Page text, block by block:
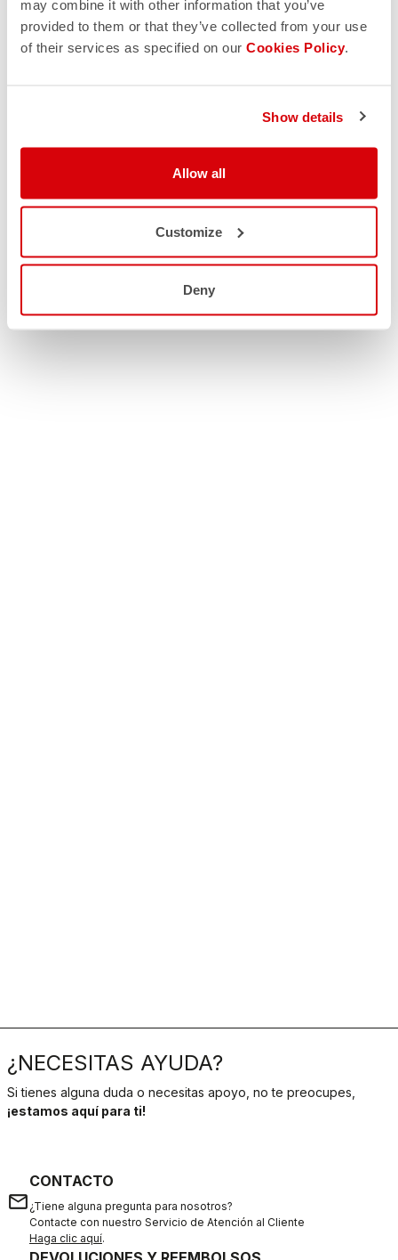
may combine it with other information that you’ve
provided to them or that they’ve collected from your use
of their services as specified on our Cookies Policy.
Show details
Allow all
Customize
Deny
¿NECESITAS AYUDA?
Si tienes alguna duda o necesitas apoyo, no te preocupes,
¡estamos aquí para ti!
email
CONTACTO
¿Tiene alguna pregunta para nosotros?
Contacte con nuestro Servicio de Atención al Cliente
Haga clic aquí.